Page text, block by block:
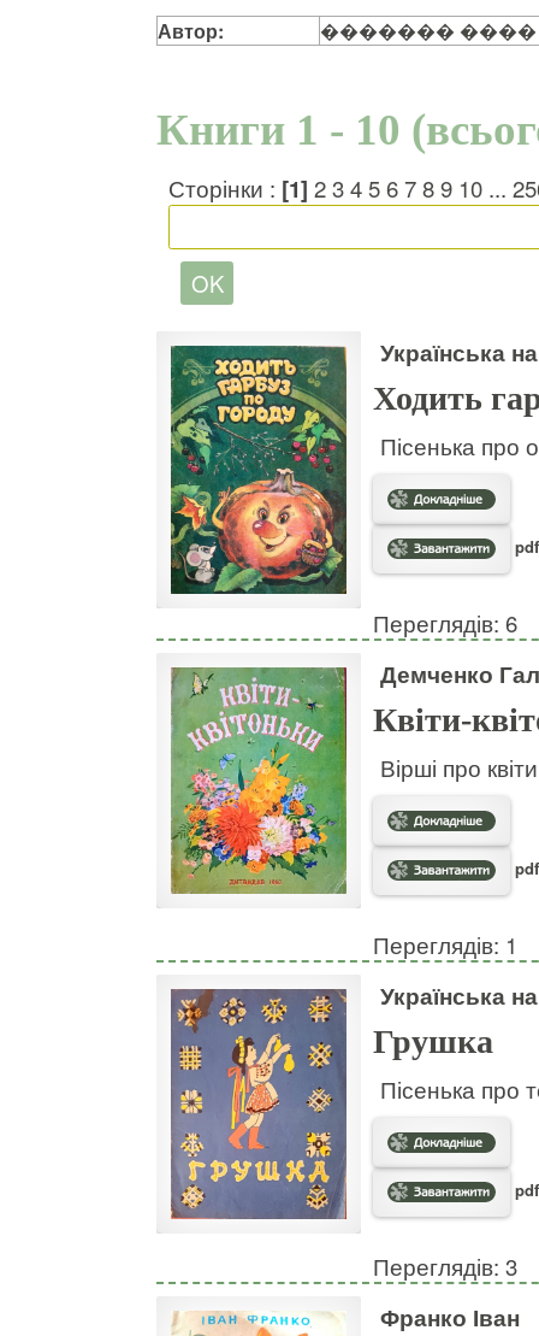
Автор: ������� ����
Книги 1 - 10
Сторінки : [1] 23456789 10 ...
Українська
Ходить
Пісенька про
Переглядів: 6
Демченко
Квіти-
Вірші про
Переглядів: 1
Українська
Грушка
Пісенька про
Переглядів: 3
Франко Іван